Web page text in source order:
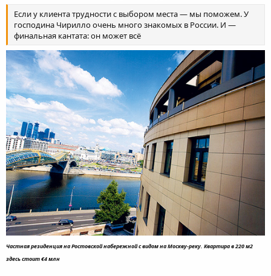
Если у клиента трудности с выбором места — мы поможем. У
господина Чирилло очень много знакомых в России. И —
финальная кантата: он может всё
Частная резиденция на Ростовской набережной с видом на Москву-реку. Квартира в 220 м2
здесь стоит €4 млн